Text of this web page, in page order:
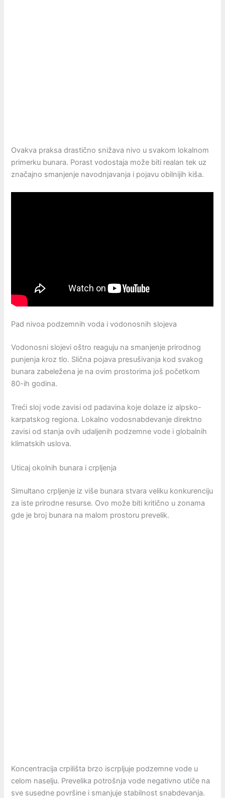
Ovakva praksa drastično snižava nivo u svakom lokalnom
primerku bunara. Porast vodostaja može biti realan tek uz
značajno smanjenje navodnjavanja i pojavu obilnijih kiša.
Pad nivoa podzemnih voda i vodonosnih slojeva
Vodonosni slojevi oštro reaguju na smanjenje prirodnog
punjenja kroz tlo. Slična pojava presušivanja kod svakog
bunara zabeležena je na ovim prostorima još početkom
80-ih godina.
Treći sloj vode zavisi od padavina koje dolaze iz alpsko-
karpatskog regiona. Lokalno vodosnabdevanje direktno
zavisi od stanja ovih udaljenih podzemne vode i globalnih
klimatskih uslova.
Uticaj okolnih bunara i crpljenja
Simultano crpljenje iz više bunara stvara veliku konkurenciju
za iste prirodne resurse. Ovo može biti kritično u zonama
gde je broj bunara na malom prostoru prevelik.
Koncentracija crpilišta brzo iscrpljuje podzemne vode u
celom naselju. Prevelika potrošnja vode negativno utiče na
sve susedne površine i smanjuje stabilnost snabdevanja.